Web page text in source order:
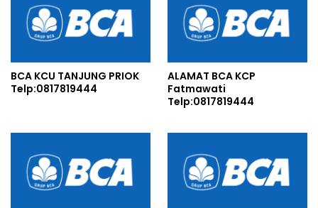
BCA KCU TANJUNG PRIOK
Telp:0817819444
ALAMAT BCA KCP
Fatmawati
Telp:0817819444